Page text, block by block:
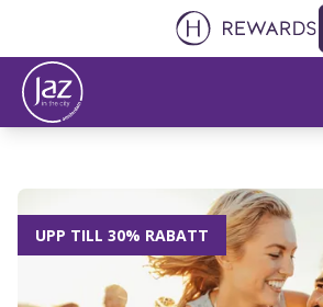
UPP TILL 30% RABATT